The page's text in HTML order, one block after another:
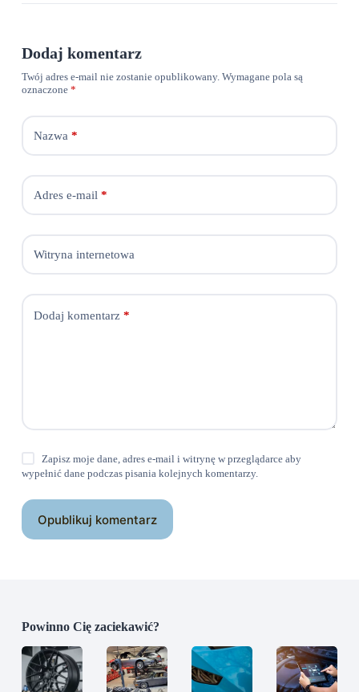
Dodaj komentarz
Twój adres e-mail nie zostanie opublikowany. Wymagane pola są
oznaczone *
Nazwa *
Adres e-mail *
Witryna internetowa
Dodaj komentarz*
Zapisz moje dane, adres e-mail i witrynę w przeglądarce aby
wypełnić dane podczas pisania kolejnych komentarzy.
Opublikuj komentarz
Powinno Cię zaciekawić?